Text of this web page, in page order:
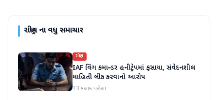
રાષ્ટ્રીયના વધુ સમાચાર
રાષ્ટ્રીય
IAF વિંગ કમાન્ડર હનીટ્રેપમાં ફસાયા, સંવેદનશીલ
માહિતી લીક કરવાનો આરોપ
13 કલાક પહેલા